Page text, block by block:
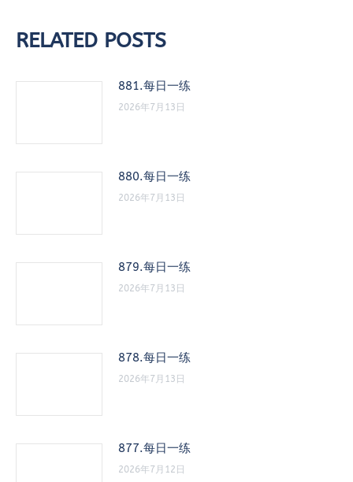
RELATED POSTS
881.每日一练
2026年7月13日
880.每日一练
2026年7月13日
879.每日一练
2026年7月13日
878.每日一练
2026年7月13日
877.每日一练
2026年7月12日